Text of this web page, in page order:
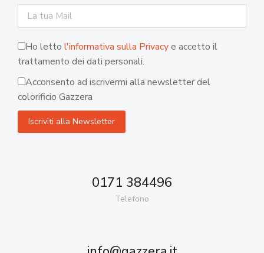
Ho letto l'informativa sulla Privacye accetto il
trattamento dei dati personali.
Acconsento ad iscrivermi alla newsletter del
colorificio Gazzera
0171 384496
Telefono